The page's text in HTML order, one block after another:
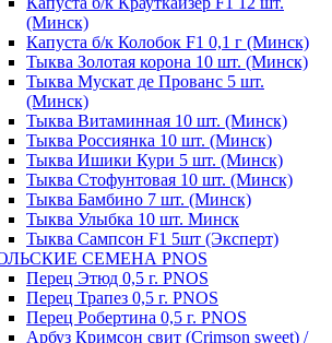
(Минск)
Капуста б/к Колобок F1 0,1 г (Минск)
Тыква Золотая корона 10 шт. (Минск)
Тыква Мускат де Прованс 5 шт.
(Минск)
Тыква Витаминная 10 шт. (Минск)
Тыква Россиянка 10 шт. (Минск)
Тыква Ишики Кури 5 шт. (Минск)
Тыква Стофунтовая 10 шт. (Минск)
Тыква Бамбино 7 шт. (Минск)
Тыква Улыбка 10 шт. Минск
Тыква Сампсон F1 5шт (Эксперт)
СЕМЕНА PNOS
Перец Этюд 0,5 г. PNOS
Перец Трапез 0,5 г. PNOS
Перец Робертина 0,5 г. PNOS
Арбуз Кримсон свит (Crimson sweet) /